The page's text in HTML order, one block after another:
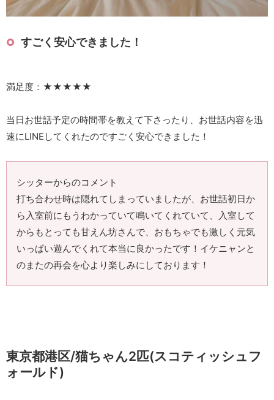
すごく安心できました！
満足度：★★★★★
当日お世話予定の時間帯を教えて下さったり、お世話内容を迅
速にLINEしてくれたのですごく安心できました！
シッターからのコメント
打ち合わせ時は隠れてしまっていましたが、お世話初日か
ら入室前にもうわかっていて鳴いてくれていて、入室して
からもとっても甘えん坊さんで、おもちゃでも激しく元気
いっぱい遊んでくれて本当に良かったです！イケニャンと
のまたの再会を心より楽しみにしております！
東京都港区/猫ちゃん2匹(スコティッシュフ
ォールド)